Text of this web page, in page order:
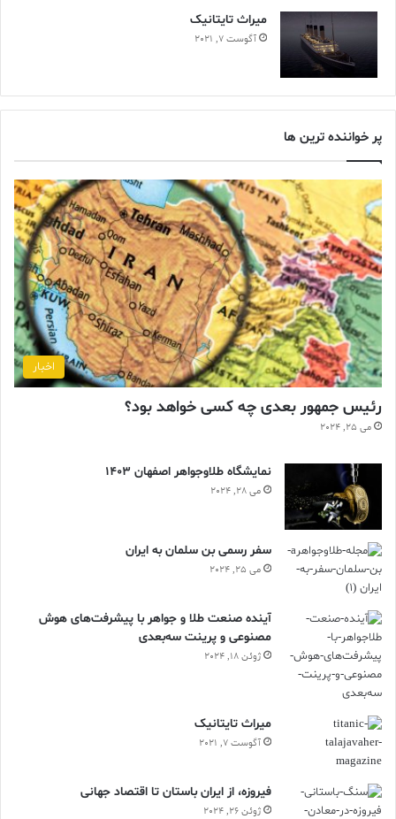
ميراث تايتانيک
آگوست 7, 2021
پر خواننده ترین ها
اخبار
رئیس جمهور بعدی چه کسی خواهد بود؟
می 25, 2024
نمایشگاه طلاوجواهر اصفهان 1403
می 28, 2024
سفر رسمی بن سلمان به ایران
می 25, 2024
آینده صنعت طلا و جواهر با پیشرفت‌های هوش
مصنوعی و پرینت سه‌بعدی
ژوئن 18, 2024
ميراث تايتانيک
آگوست 7, 2021
فیروزه، از ایران باستان تا اقتصاد جهانی
ژوئن 26, 2024